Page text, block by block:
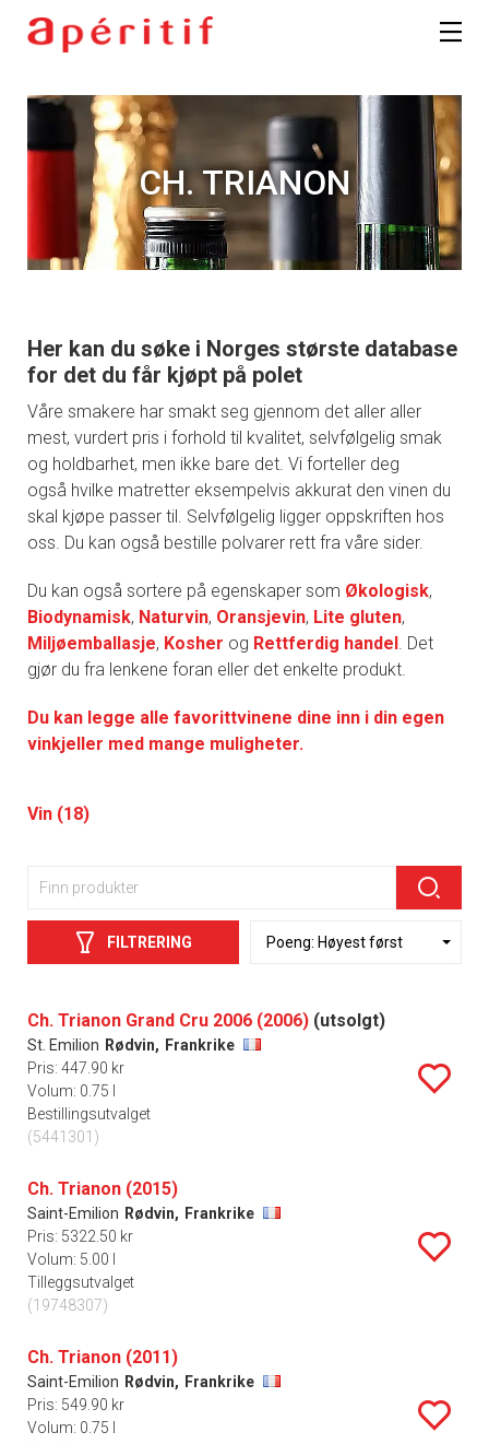
CH. TRIANON
Her kan du søke i Norges største database
for det du får kjøpt på polet
Våre smakere har smakt seg gjennom det aller aller
mest, vurdert pris i forhold til kvalitet, selvfølgelig smak
og holdbarhet, men ikke bare det. Vi forteller deg
også hvilke matretter eksempelvis akkurat den vinen du
skal kjøpe passer til. Selvfølgelig ligger oppskriften hos
oss. Du kan også bestille polvarer rett fra våre sider.
Du kan også sortere på egenskaper som Økologisk,
Biodynamisk, Naturvin, Oransjevin, Lite gluten,
Miljøemballasje, Kosher og Rettferdig handel. Det
gjør du fra lenkene foran eller det enkelte produkt.
Du kan legge alle favorittvinene dine inn i din egen
vinkjeller med mange muligheter.
Vin (18)
FILTRERING
Ch. Trianon Grand Cru 2006 (2006) (utsolgt)
St. Emilion Rødvin, Frankrike
Pris: 447.90 kr
Volum: 0.75 l
Bestillingsutvalget
(5441301)
Ch. Trianon (2015)
Saint-Emilion Rødvin, Frankrike
Pris: 5322.50 kr
Volum: 5.00 l
Tilleggsutvalget
(19748307)
Ch. Trianon (2011)
Saint-Emilion Rødvin, Frankrike
Pris: 549.90 kr
Volum: 0.75 l